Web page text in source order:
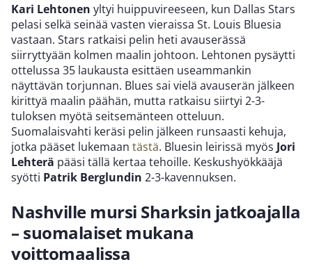
Kari Lehtonen yltyi huippuvireeseen, kun Dallas Stars
pelasi selkä seinää vasten vieraissa St. Louis Bluesia
vastaan. Stars ratkaisi pelin heti avauserässä
siirryttyään kolmen maalin johtoon. Lehtonen pysäytti
ottelussa 35 laukausta esittäen useammankin
näyttävän torjunnan. Blues sai vielä avauserän jälkeen
kirittyä maalin päähän, mutta ratkaisu siirtyi 2-3-
tuloksen myötä seitsemänteen otteluun.
Suomalaisvahti keräsi pelin jälkeen runsaasti kehuja,
jotka pääset lukemaan tästä. Bluesin leirissä myös Jori
Lehterä pääsi tällä kertaa tehoille. Keskushyökkääjä
syötti Patrik Berglundin 2-3-kavennuksen.
Nashville mursi Sharksin jatkoajalla
– suomalaiset mukana
voittomaalissa